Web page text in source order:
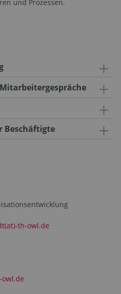
und Prozessen.
Beschäftigte
th-owl.de